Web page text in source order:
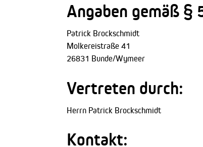
Angaben gemäß §
Patrick Brockschmidt
Molkereistraße 41
26831 Bunde/Wymeer
Vertreten durch:
Herrn Patrick Brockschmidt
Kontakt: